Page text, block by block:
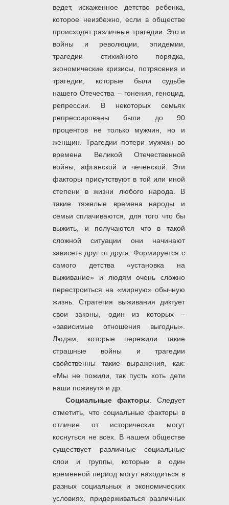
ведет, искаженное детство ребенка,
которое неизбежно, если в обществе
происходят различные трагедии. Это и
войны и революции, эпидемии,
трагедии стихийного порядка,
экономические кризисы, потрясения и
трагедии, которые были судьбе
нашего Отечества – гонения, геноцид,
репрессии. В некоторых семьях
репрессированы были до 90
процентов не только мужчин, но и
женщин. Трагедии потери мужчин во
времена Великой Отечественной
войны, афганской и чеченской. Эти
факторы присутствуют в той или иной
степени в жизни любого народа. В
такие тяжелые времена народы и
семьи сплачиваются, для того что бы
выжить, и получаются что в такой
сложной ситуации они начинают
зависеть друг от друга. Формируется с
самого детства «установка на
выживание» и людям очень сложно
перестроиться на «мирную» обычную
жизнь. Стратегия выживания диктует
свои законы, один из которых –
«зависимые отношения выгодны».
Людям, которые пережили такие
страшные войны и трагедии
свойственны такие выражения, как:
«Мы не пожили, так пусть хоть дети
наши поживут» и др.
Социальные факторы . Следует
отметить, что социальные факторы в
отличие от исторических могут
коснуться не всех. В нашем обществе
существует различные социальные
слои и группы, которые в один
временной период могут находиться в
разных социальных и экономических
условиях, придерживаться различных